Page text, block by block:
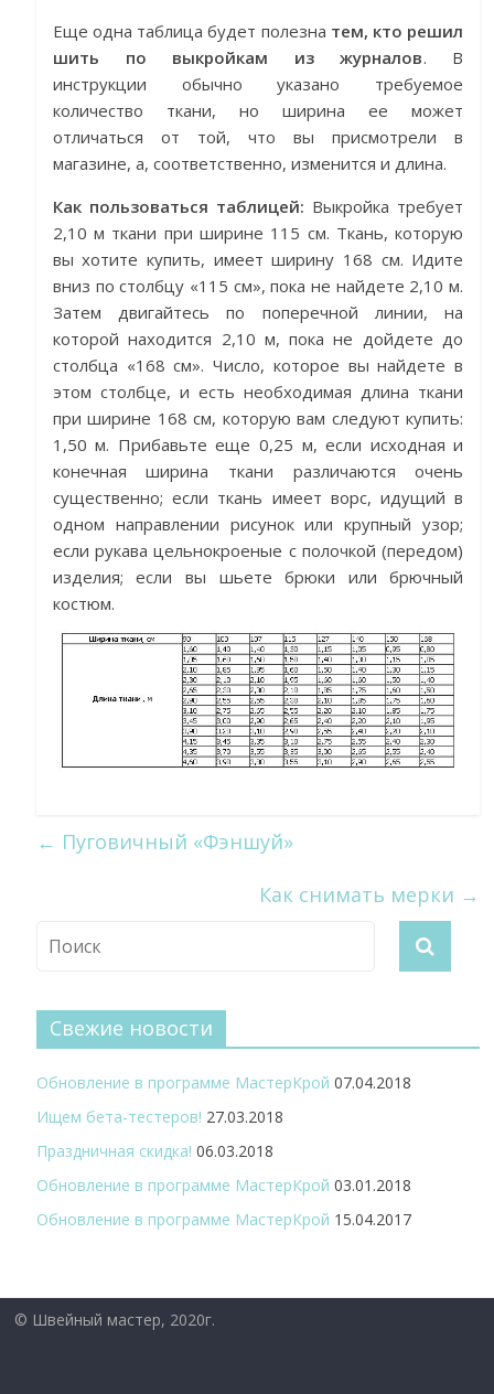
Еще одна таблица будет полезна тем, кто решил
шить по выкройкам из журналов. В
инструкции обычно указано требуемое
количество ткани, но ширина ее может
отличаться от той, что вы присмотрели в
магазине, а, соответственно, изменится и длина.
Как пользоваться таблицей: Выкройка требует
2,10 м ткани при ширине 115 см. Ткань, которую
вы хотите купить, имеет ширину 168 см. Идите
вниз по столбцу «115 см», пока не найдете 2,10 м.
Затем двигайтесь по поперечной линии, на
которой находится 2,10 м, пока не дойдете до
столбца «168 см». Число, которое вы найдете в
этом столбце, и есть необходимая длина ткани
при ширине 168 см, которую вам следуют купить:
1,50 м. Прибавьте еще 0,25 м, если исходная и
конечная ширина ткани различаются очень
существенно; если ткань имеет ворс, идущий в
одном направлении рисунок или крупный узор;
если рукава цельнокроеные с полочкой (передом)
изделия; если вы шьете брюки или брючный
костюм.
← Пуговичный «Фэншуй»
Как снимать мерки →
Свежие новости
Обновление в программе МастерКрой 07.04.2018
Ищем бета-тестеров! 27.03.2018
Праздничная скидка! 06.03.2018
Обновление в программе МастерКрой 03.01.2018
Обновление в программе МастерКрой 15.04.2017
© Швейный мастер, 2020г.